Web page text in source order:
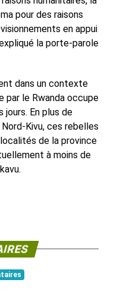
pour des raisons
en appui
la porte-parole
dans un contexte
par le Rwanda occupe
jours. En plus de
Kivu, ces rebelles
de la province
à moins de